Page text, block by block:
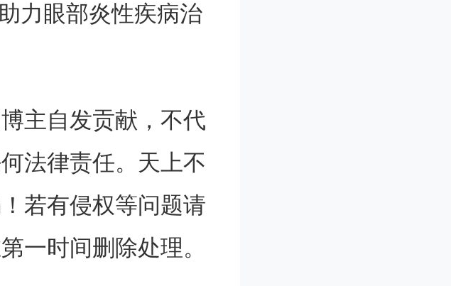
，研究团队开发了
服眼部药物递送屏
物利用度。Ce-MO
载体，高比表面积
酶催化活性使之在
力眼部炎性疾病治
主自发贡献，不代
法律责任。天上不
若有侵权等问题请
一时间删除处理。